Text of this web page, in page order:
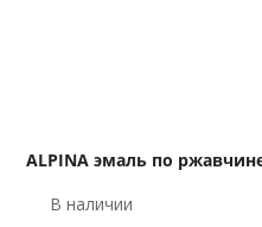
ALPINA эмаль по
В наличии